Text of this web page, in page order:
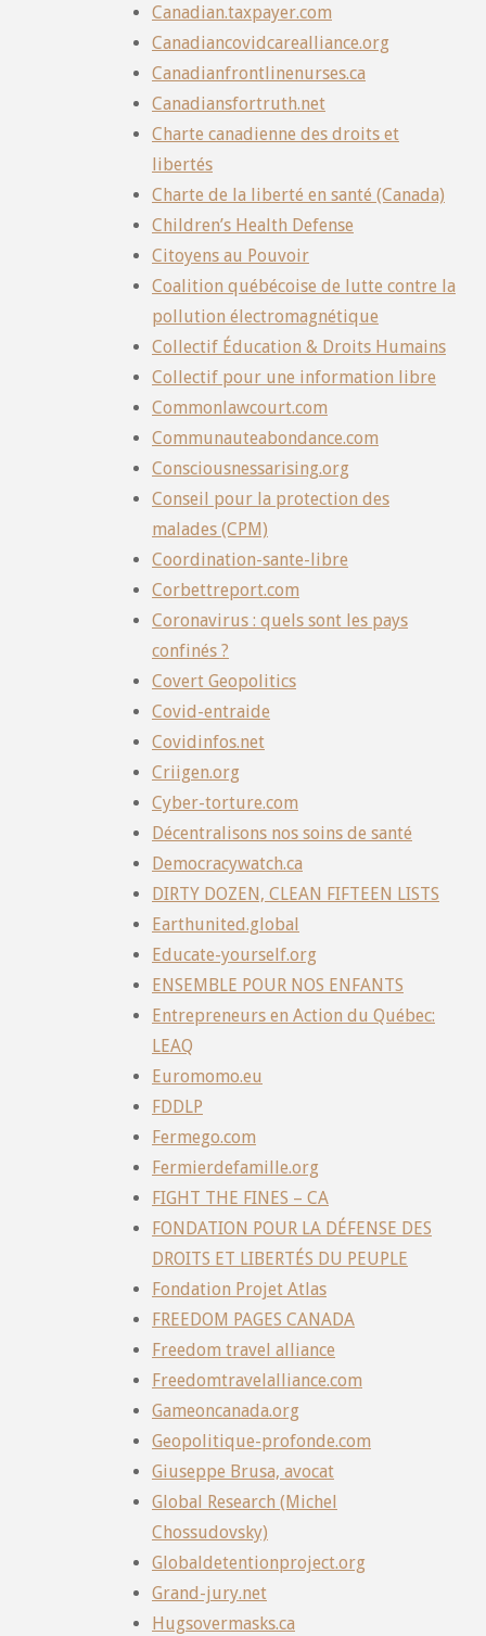
Canadian.taxpayer.com
Canadiancovidcarealliance.org
Canadianfrontlinenurses.ca
Canadiansfortruth.net
Charte canadienne des droits et
libertés
Charte de la liberté en santé (Canada)
Children’s Health Defense
Citoyens au Pouvoir
Coalition québécoise de lutte contre la
pollution électromagnétique
Collectif Éducation & Droits Humains
Collectif pour une information libre
Commonlawcourt.com
Communauteabondance.com
Consciousnessarising.org
Conseil pour la protection des
malades (CPM)
Coordination-sante-libre
Corbettreport.com
Coronavirus : quels sont les pays
confinés ?
Covert Geopolitics
Covid-entraide
Covidinfos.net
Criigen.org
Cyber-torture.com
Décentralisons nos soins de santé
Democracywatch.ca
DIRTY DOZEN, CLEAN FIFTEEN LISTS
Earthunited.global
Educate-yourself.org
ENSEMBLE POUR NOS ENFANTS
Entrepreneurs en Action du Québec:
LEAQ
Euromomo.eu
FDDLP
Fermego.com
Fermierdefamille.org
FIGHT THE FINES – CA
FONDATION POUR LA DÉFENSE DES
DROITS ET LIBERTÉS DU PEUPLE
Fondation Projet Atlas
FREEDOM PAGES CANADA
Freedom travel alliance
Freedomtravelalliance.com
Gameoncanada.org
Geopolitique-profonde.com
Giuseppe Brusa, avocat
Global Research (Michel
Chossudovsky)
Globaldetentionproject.org
Grand-jury.net
Hugsovermasks.ca